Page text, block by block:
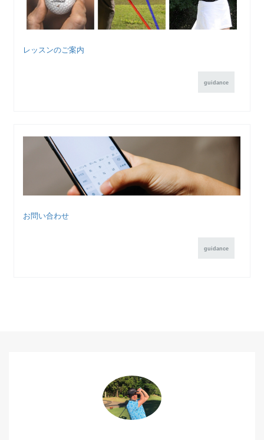
レッスンのご案内
guidance
お問い合わせ
guidance